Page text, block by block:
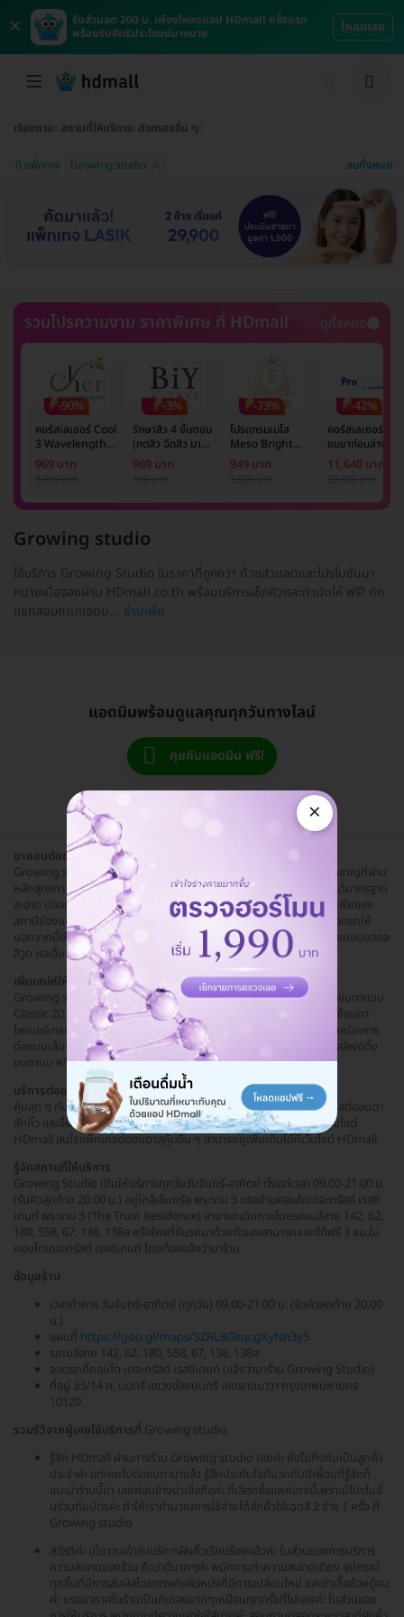
×
รับส่วนลด 200 บ. เพียงโหลดแอป HDmall ครั้งแรก
พร้อมรับสิทธิประโยชน์มากมาย
โหลดเลย
เรียงตาม สถานที่ให้บริการ ตัวกรองอื่น ๆ
0 แพ็กเกจ Growing studio ลบทั้งหมด
รวมโปรความงาม ราคาพิเศษ ที่ HDmall ดูทั้งหมด
-90%
คอร์สเลเซอร์ Cool
3 Wavelength
Diode กำจัดขน
รักแร้ 1 ปี 12 ครั้ง
969 บาท
-3%
รักษาสิว 4 ขั้นตอน
(กดสิว ฉีดสิว มาส์ก
หน้า และฉายแสง)
1 ครั้ง
969 บาท
-73%
โปรแกรมเมโส
Meso Bright
จำนวนซีซีขึ้นอยู่กับ
แพทย์ประเมิน เพื่อ
ครั้ง
949 บาท
-42%
คอร์สเลเซอร์กำจั
ขนขาท่อนล่าง 2
ข้าง 5 ครั้ง ด้วย
เลเซอร์
11,640 บาท
Growing studio
ใช้บริการ Growing Studio ในราคาที่ถูกกว่า ด้วยส่วนลดและโปรโมชั่นมา
กมายเมื่อจองผ่าน HDmall.co.th พร้อมบริการเช็กคิวและทำนัดให้ ฟรี! ทัก
แชทสอบถามแอดม... อ่านเพิ่ม
แอดมินพร้อมดูแลคุณทุกวันทางไลน์
คุยกับแอดมิน ฟรี!
ซาลอนต่อขนตาย่านพระราม3
Growing studio ร้านต่อขนตาครบวงจร ดูแลโดยทีมช่างมืออาชีพผู้เชี่ยวชาญที่ผ่าน
หลักสูตรการอบรมการต่อขนตา พร้อมอุปกรณ์ต่อขนตานำเข้าจากญี่ปุ่นที่ได้มาตรฐาน
สะอาด ปลอดภัย มั่นใจได้ บริการเป็นกันเอง จะเดินทางด้วย BTS ก็สะดวกเพียงลง
สถานีช่องนนทรีแล้วเดินทางต่อด้วยขนส่งอื่น ๆ หรือเดินทางไปเองก็มีที่จอดรถให้
นอกจากนี้ยังมีบริการแว็กซ์จนคิ้ว ฝังสีปาก ย้อมสีคิ้ว สักคิ้วไล่เฉดสี แว็กซ์ขนแบบฮอล
ลีวูด และอื่น ๆ อีกเพียบ
เพิ่มเสน่ห์ให้ดวงตา
Growing studio นำเสนอแพ็กเกจต่อขนตาสุดคุ้ม เริ่มตั้งแต่แพ็กเกจต่อขนตาแบบ
Classic 20 เส้นต่อข้างถึง 50 เส้นต้อข้าง รวมไปถึงแบบไม่จำกัดเส้น โดยใช้ขนตา
ไฟเบอร์เกรดพรีเมียม มีความเบาและนิ่มคล้ายขนตาจริงแต่แข็งแรงด้วยเทคนิคการ
ต่อแบบเส้นต่อเส้น ให้ความสมจริง แลดูเป็นธรรมชาติ นอกจากนี้ยังมีคอร์สลิฟต์ติ้ง
ขนตาบน หรือการยืดและยกโคนขนตาให้งอนและยาวขึ้นกว่าเดิม
บริการต่อขนตาราคามิตรภาพ
คุ้มสุด ๆ กับแพ็กเกจสร้างเสน่ห์ให้ดวงตาจาก Growing studio เช่นคอร์สต่อขนตา
สักคิ้ว และอื่น ๆ เพียงซื้อแพ็กเกจดังกล่าวจาก Growing studio ผ่านเว็บไซต์
HDmall สนใจแพ็กเกจต่อขนตาสุคุ้มอื่น ๆ สามารถดูเพิ่มเติมได้ที่เว็บไซต์ HDmall
รู้จักสถานที่ให้บริการ
Growing Studio เปิดให้บริการทุกวันวันจันทร์-อาทิตย์ ตั้งแต่เวลา 09.00-21.00 น.
(รับคิวสุดท้าย 20.00 น.) อยู่ใกล้เซ็นทรัล พระราม 3 ตรงข้ามคอนโดเดอะทรัสต์ เรสซิ
เดนท์ พระราม 3 (The Trust Residence) สามารถเดินทางโดยรถเมล์สาย 142, 62,
180, 558, 67, 138, 138ส หรือใครที่ขับรถมาด้วยตัวเองสามารถจอดได้ฟรี 3 ชม.ใน
คอนโดเดอะทรัสต์ เรสซิเดนท์ โดยต้องแจ้งว่ามาร้าน
ข้อมูลร้าน
เวลาทำการ วันจันทร์-อาทิตย์ (ทุกวัน) 09.00-21.00 น. (รับคิวสุดท้าย 20.00
น.)
แผนที่ https://goo.gl/maps/SZRL8GkqcgXyNn3y5
รถเมล์สาย 142, 62, 180, 558, 67, 138, 138ส
จอดรถที่คอนโด เดอะทรัสต์ เรสซิเดนท์ (แจ้งว่ามาร้าน Growing Studio)
ที่อยู่ 33/14 ถ. นนทรี แขวงช่องนนทรี เขตยานนาวา กรุงเทพมหานคร
10120
รวมรีวิจากผู้เคยใช้บริการที่ Growing studio
รู้จัก HDmall ผ่านทางร้าน Growing studio เลยค่ะ ยังไม่ถึงกับเป็นลูกค้า
ประจำค่ะ แต่เคยไปต่อขนตามาแล้ว รู้สึกประทับใจดีบวกกับมีเพื่อนที่รู้จักก็
แนะนำร้านนี้มา เลยค่อนข้างน่าเชื่อถือค่ะ ที่เลือกซื้อแพคเกจนี้เพราะมีโปรโมชั่
นร่วมกับบัตรค่ะ ทำให้เราคำนวณการใช้จ่ายได้สักคิ้วไล่เฉดสี 2 ข้าง 1 ครั้ง ที่
Growing studio
สวัสดีค่ะ เมื่อวานเข้ารับบริการฝังคิ้วเรียบร้อยแล้วค่ะ ในส่วนของการบริการ
ความสะอาดของร้าน ถือว่าดีมากๆค่ะ พนักงานทำความสะอาดเตียง อุปกรณ์
ทุกชิ้นที่มีการสัมผัสโดยตรงกับผิวหนังก็มีการเปลี่ยนใหม่ และฆ่าเชื้อด้วยตู้อบ
ค่ะ บรรยากาศในร้านเป็นกันเองมากๆเหมือนทุกครั้งที่ไปเลยค่ะ ในส่วนของ
×